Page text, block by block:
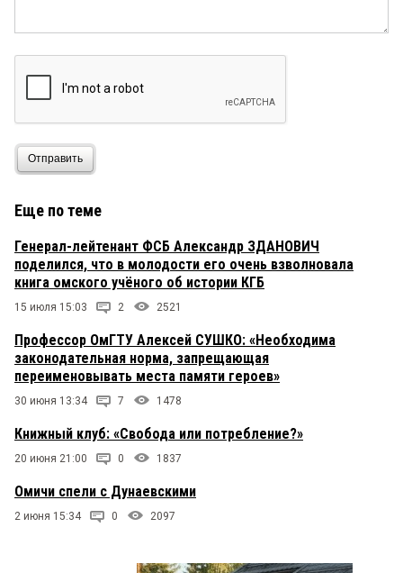
Вот! 27 февраля 2026 в 12:44:
герои, лекторы, историки и организаторы
Отправить
Еще по теме
Генерал-лейтенант ФСБ Александр ЗДАНОВИЧ
поделился, что в молодости его очень взволновала
книга омского учёного об истории КГБ
15 июля 15:03 2 2521
Профессор ОмГТУ Алексей СУШКО: «Необходима
законодательная норма, запрещающая
переименовывать места памяти героев»
30 июня 13:34 7 1478
Книжный клуб: «Свобода или потребление?»
20 июня 21:00 0 1837
Омичи спели с Дунаевскими
2 июня 15:34 0 2097